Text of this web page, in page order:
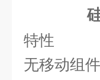
特性
无移动组件